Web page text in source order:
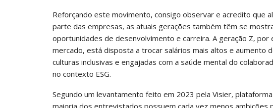
Reforçando este movimento, consigo observar e acredito que
parte das empresas, as atuais gerações também têm se
oportunidades de desenvolvimento e carreira. A geração Z,
mercado, está disposta a trocar salários mais altos e aumento
culturas inclusivas e engajadas com a saúde mental do
no contexto ESG.
Segundo um levantamento feito em 2023 pela Visier,